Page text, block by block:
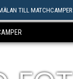
TILL MATCHCAMPER